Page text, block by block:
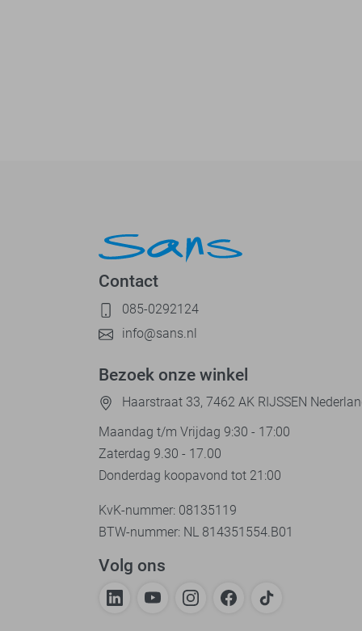
Contact
085-0292124
info@sans.nl
Bezoek onze winkel
Haarstraat 33, 7462 AK RIJSSEN
Maandag t/m Vrijdag 9:30 - 17:00
Zaterdag 9.30 - 17.00
Donderdag koopavond tot 21:00
KvK-nummer: 08135119
BTW-nummer: NL 814351554.B01
Volg ons